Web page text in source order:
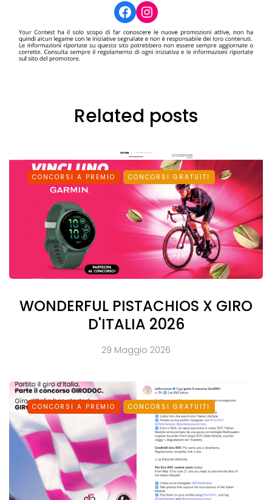
Facebook
Instagram
Related posts
CONCORSI A PREMIO CONCORSI GRATUITI
WONDERFUL PISTACHIOS X GIRO
D'ITALIA 2026
29 Maggio 2026
CONCORSI A PREMIO CONCORSI GRATUITI